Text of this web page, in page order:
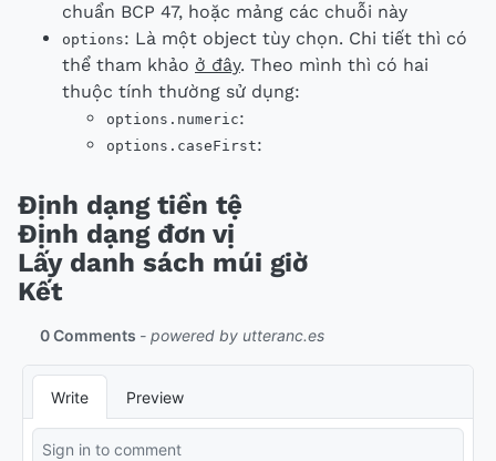
chuẩn BCP 47, hoặc mảng các chuỗi này
options: Là một object tùy chọn. Chi tiết thì có
thể tham khảo ở đây. Theo mình thì có hai
thuộc tính thường sử dụng:
options.numeric:
options.caseFirst:
Định dạng tiền tệ
Định dạng đơn vị
Lấy danh sách múi giờ
Kết